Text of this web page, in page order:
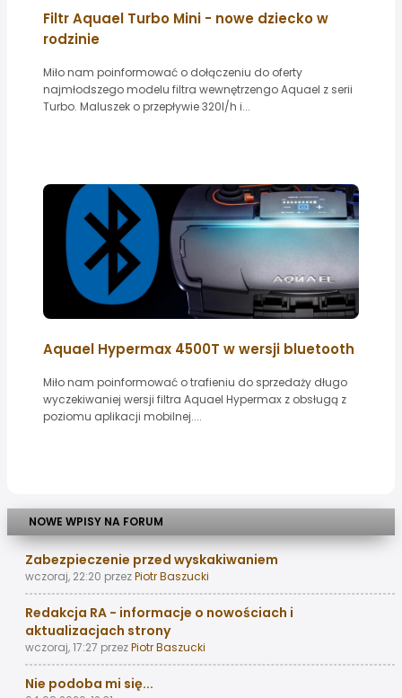
Filtr Aquael Turbo Mini - nowe dziecko w
rodzinie
Miło nam poinformować o dołączeniu do oferty
najmłodszego modelu filtra wewnętrzengo Aquael z serii
Turbo. Maluszek o przepływie 320l/h i...
Aquael Hypermax 4500T w wersji bluetooth
Miło nam poinformować o trafieniu do sprzedaży długo
wyczekiwaniej wersji filtra Aquael Hypermax z obsługą z
poziomu aplikacji mobilnej....
NOWE WPISY NA FORUM
Zabezpieczenie przed wyskakiwaniem
wczoraj, 22:20 przezPiotr Baszucki
Redakcja RA - informacje o nowościach i
aktualizacjach strony
wczoraj, 17:27 przezPiotr Baszucki
Nie podoba mi się...